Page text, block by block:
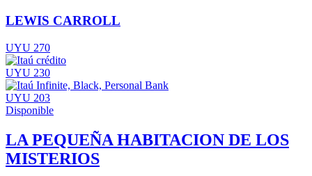
LEWIS CARROLL
UYU 270
UYU 230
UYU 203
Disponible
LA PEQUEÑA HABITACION DE LOS
MISTERIOS